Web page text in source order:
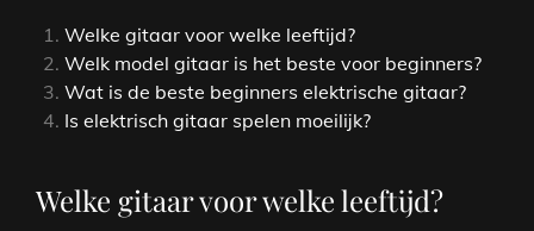
Welke gitaar voor welke leeftijd?
Welk model gitaar is het beste voor beginners?
Wat is de beste beginners elektrische gitaar?
Is elektrisch gitaar spelen moeilijk?
Welke gitaar voor welke leeftijd?